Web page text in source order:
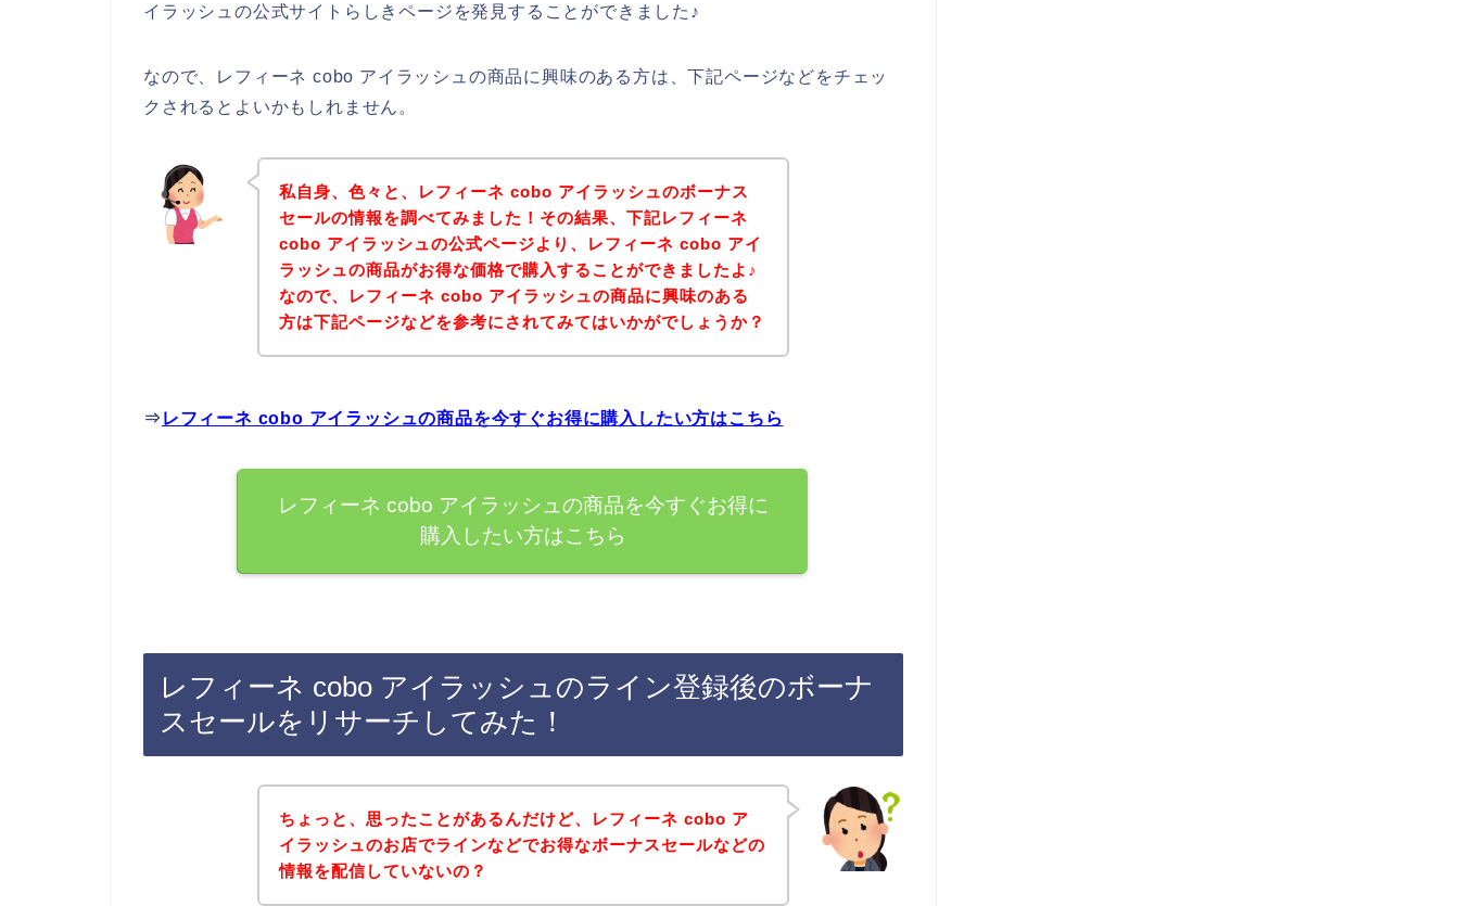
イラッシュの公式サイトらしきページを発見することができました♪
なので、レフィーネ cobo アイラッシュの商品に興味のある方は、下記ページなどをチェッ
クされるとよいかもしれません。
私自身、色々と、レフィーネ cobo アイラッシュのボーナス
セールの情報を調べてみました！その結果、下記レフィーネ
cobo アイラッシュの公式ページより、レフィーネ cobo アイ
ラッシュの商品がお得な価格で購入することができましたよ♪
なので、レフィーネ cobo アイラッシュの商品に興味のある
方は下記ページなどを参考にされてみてはいかがでしょうか？
⇒ レフィーネ cobo アイラッシュの商品を今すぐお得に購入したい方はこちら
レフィーネ cobo アイラッシュの商品を今すぐお得に
購入したい方はこちら
レフィーネ cobo アイラッシュのライン登録後のボーナ
スセールをリサーチしてみた！
ちょっと、思ったことがあるんだけど、レフィーネ cobo ア
イラッシュのお店でラインなどでお得なボーナスセールなどの
情報を配信していないの？